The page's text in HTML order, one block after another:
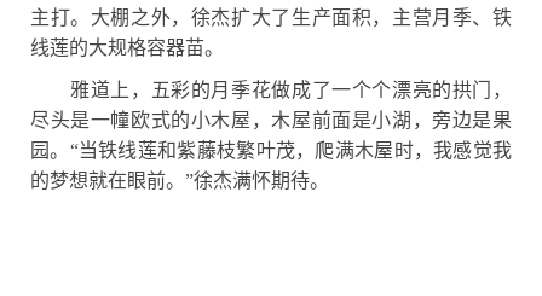
主打。大棚之外，徐杰扩大了生产面积，主营月季、铁
线莲的大规格容器苗。
雅道上，五彩的月季花做成了一个个漂亮的拱门，
尽头是一幢欧式的小木屋，木屋前面是小湖，旁边是果
园。 “当铁线莲和紫藤枝繁叶茂，爬满木屋时，我感觉我
的梦想就在眼前。”徐杰满怀期待。